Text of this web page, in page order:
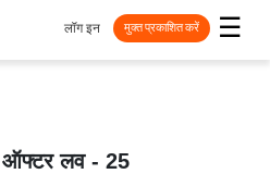
☰
लॉग इन मुक्त प्रकाशित करें
ऑफ्टर लव - 25